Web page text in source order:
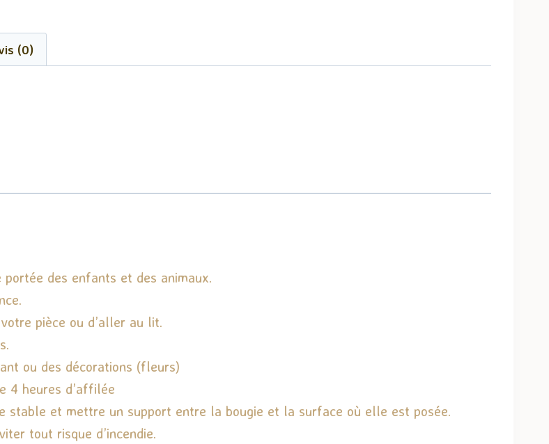
(0)
des enfants et des animaux.
pièce ou d’aller au lit.
ou des décorations (fleurs)
4 heures d’affilée
stable et mettre un support entre la bougie et la surface où elle est posée.
tout risque d’incendie.